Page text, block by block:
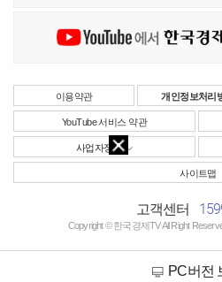
이용약관 개인정보처리
YouTube 서비스 약관
사업자정보
사이트맵
고객센터
Copyright © 한국경제TV All Right
PC버전